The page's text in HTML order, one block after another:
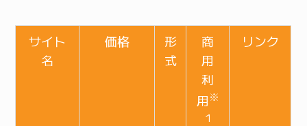
サイト
名
価格
形
式
商
用
利
用※
1
リンク